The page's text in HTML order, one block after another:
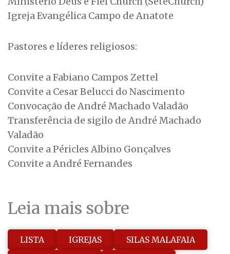
Igreja Evangélica Campo de Anatote
Pastores e líderes religiosos:
Convite a Fabiano Campos Zettel
Convite a Cesar Belucci do Nascimento
Convocação de André Machado Valadão
Transferência de sigilo de André Machado
Valadão
Convite a Péricles Albino Gonçalves
Convite a André Fernandes
Leia mais sobre
LISTA IGREJAS
SILAS MALAFAIA